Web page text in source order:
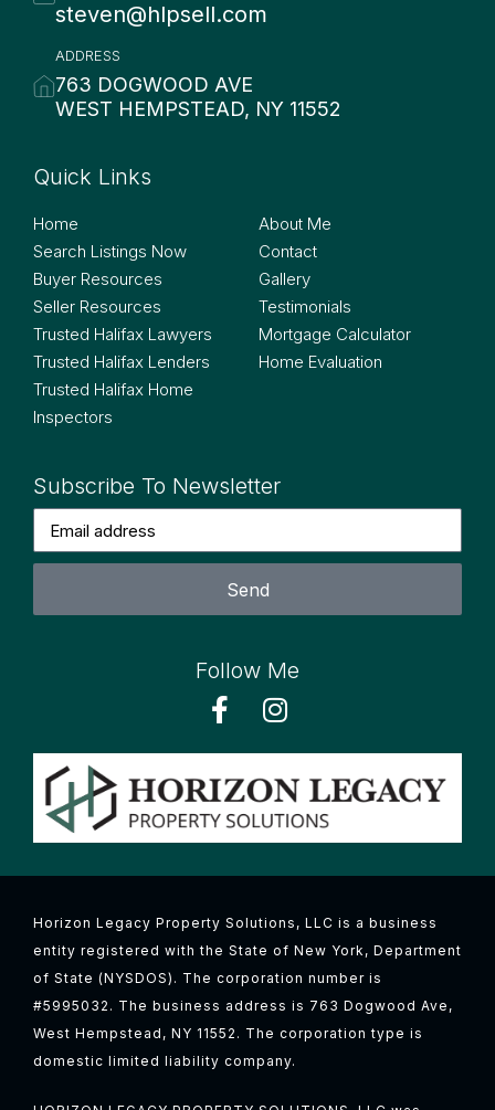
steven@hlpsell.com
ADDRESS
763 DOGWOOD AVE
WEST HEMPSTEAD, NY 11552
Quick Links
Home
Search Listings Now
Buyer Resources
Seller Resources
Trusted Halifax Lawyers
Trusted Halifax Lenders
Trusted Halifax Home
Inspectors
About Me
Contact
Gallery
Testimonials
Mortgage Calculator
Home Evaluation
Subscribe To Newsletter
Send
Follow Me
Horizon Legacy Property Solutions, LLC is a business
entity registered with the State of New York, Department
of State (NYSDOS). The corporation number is
#5995032. The business address is 763 Dogwood Ave,
West Hempstead, NY 11552. The corporation type is
domestic limited liability company.